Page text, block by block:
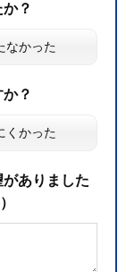
？
なかった
？
くかった
ありました